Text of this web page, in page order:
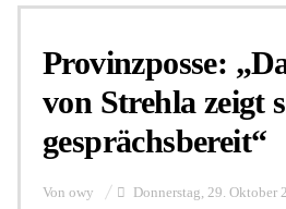
Provinzposse:
von Strehla zeigt
gesprächsbereit“
Von owy Donnerstag, 29. Oktober